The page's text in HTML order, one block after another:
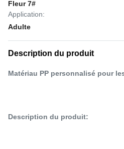
Fleur 7#
Application:
Adulte
Description du produit
Matériau PP personnalisé pour
Description du produit: